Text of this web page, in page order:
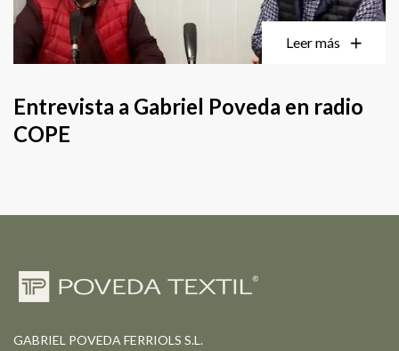
Leer más
Entrevista a Gabriel Poveda en radio
COPE
GABRIEL POVEDA FERRIOLS S.L.